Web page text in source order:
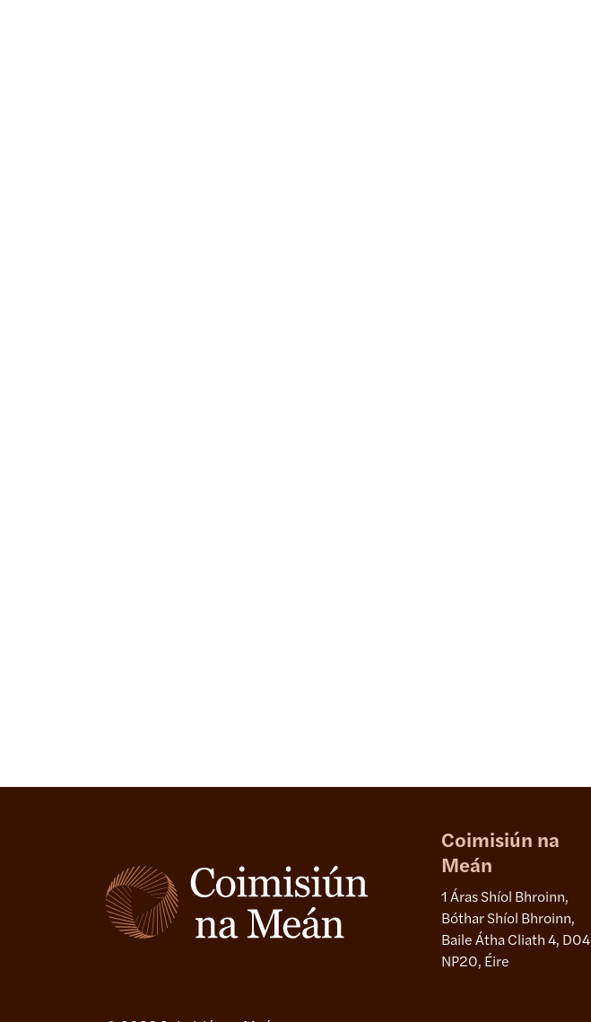
Coimisiún na
Meán
1 Áras Shíol Bhroinn,
Bóthar Shíol Bhroinn,
Baile Átha Cliath 4, D04
NP20, Éire